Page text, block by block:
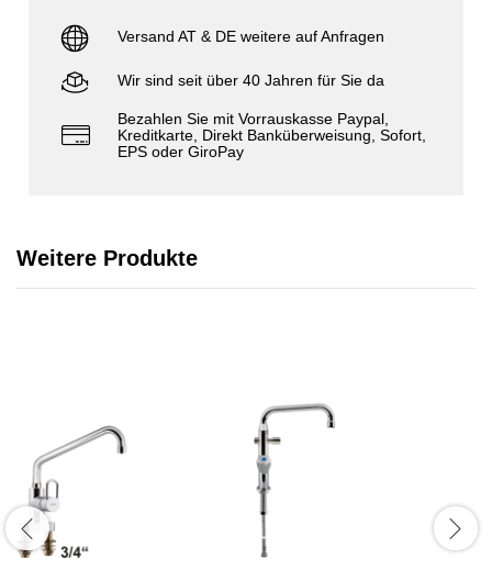
Versand AT & DE weitere auf Anfragen
Wir sind seit über 40 Jahren für Sie da
Bezahlen Sie mit Vorrauskasse Paypal,
Kreditkarte, Direkt Banküberweisung, Sofort,
EPS oder GiroPay
Weitere Produkte